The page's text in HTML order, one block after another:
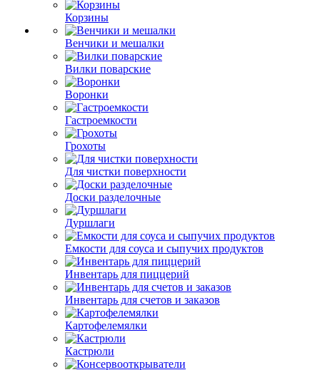
Корзины
Венчики и мешалки
Вилки поварские
Воронки
Гастроемкости
Грохоты
Для чистки поверхности
Доски разделочные
Дуршлаги
Емкости для соуса и сыпучих продуктов
Инвентарь для пиццерий
Инвентарь для счетов и заказов
Картофелемялки
Кастрюли